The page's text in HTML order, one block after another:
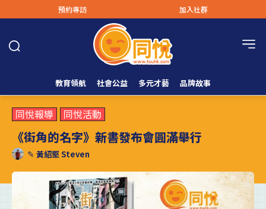
預約專訪 加入社群
教育領航 社會公益 多元才藝 品牌故事
同悅報導 同悅活動
《街角的名字》新書發布會圓滿舉行
✎ 黃紹堅 Steven